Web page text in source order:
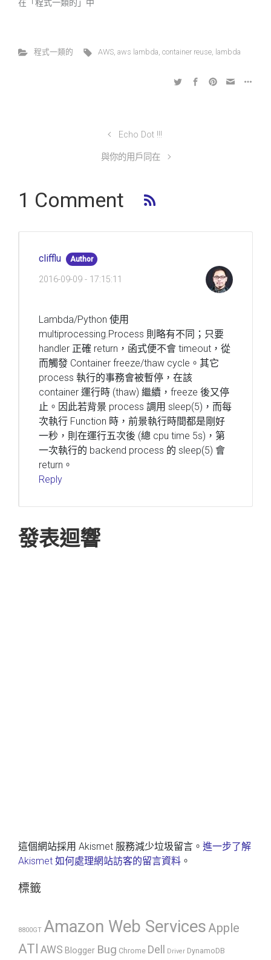
在「程式一類的」中
程式一類的 AWS,aws lambda,container reuse, lambda
Echo Dot !!!
與你的用戶同在
1 Comment
clifflu Author
2016-09-09 - 17:15:11
Lambda/Python 使用
multiprocessing.Process 則略有不同；只要
handler 正確 return，函式便不會 timeout，從
而觸發 Container freeze/thaw cycle。其它
process 執行的事務會被暫停，在該
container 運行時 (thaw) 繼續，freeze 後又停
止。因此若背景 process 調用 sleep(5)，而每
次執行 Function 時，前景執行時間都是剛好
一秒，則在運行五次後 (總 cpu time 5s)，第
一次執行的 backend process 的 sleep(5) 會
return。
Reply
發表迴響
這個網站採用 Akismet 服務減少垃圾留言。 進一步了解
Akismet 如何處理網站訪客的留言資料 。
標籤
8800GT Amazon Web Services Apple
ATI AWS Blogger Bug Chrome Dell Driver DynamoDB